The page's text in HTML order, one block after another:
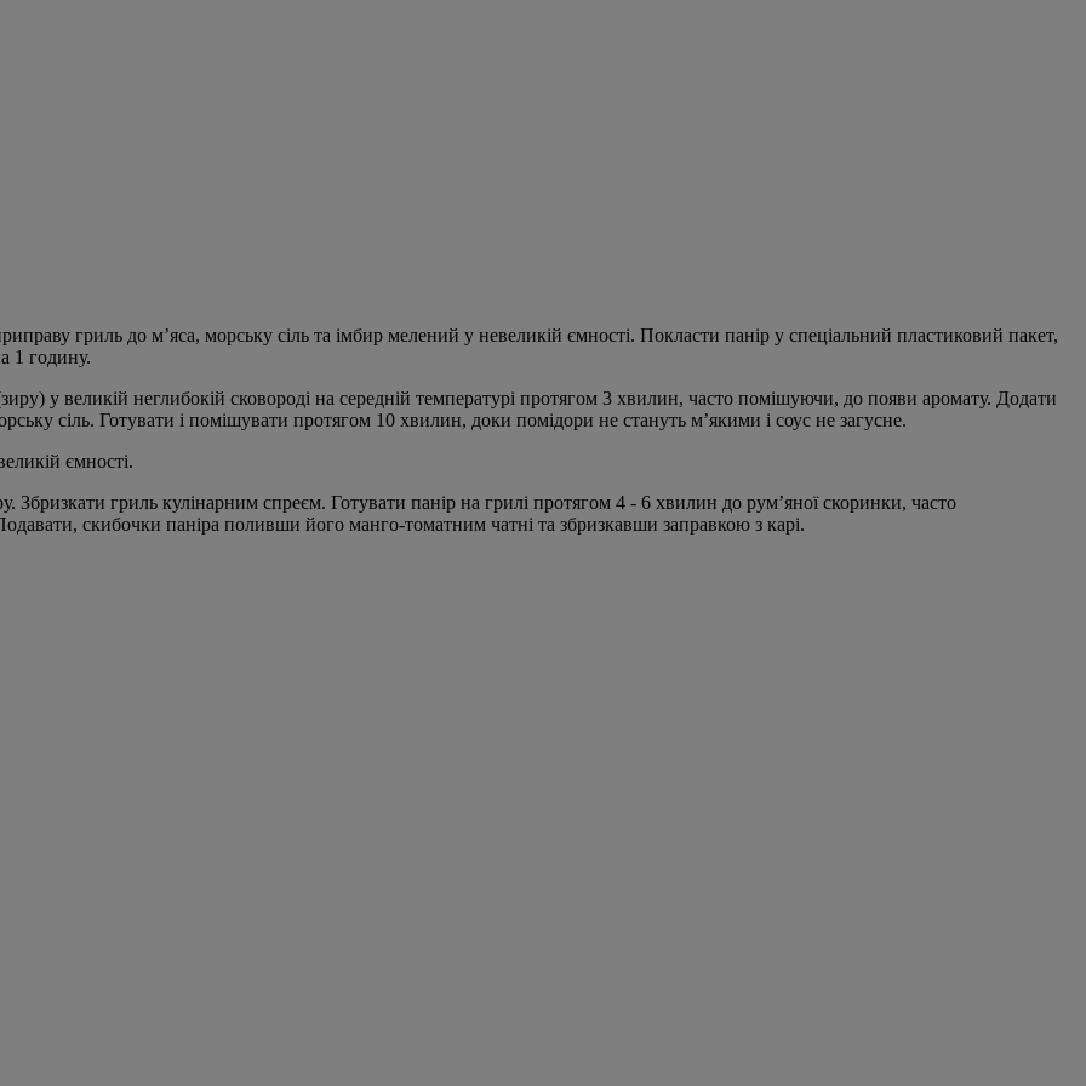
гриль до м’яса, морську сіль та імбир мелений у невеликій ємності. Покласти панір у спеціальний пластиковий пакет,
1 годину.
у великій неглибокій сковороді на середній температурі протягом 3 хвилин, часто помішуючи, до появи аромату. Додати
сіль. Готувати і помішувати протягом 10 хвилин, доки помідори не стануть м’якими і соус не загусне.
ємності.
гриль кулінарним спреєм. Готувати панір на грилі протягом 4 - 6 хвилин до рум’яної скоринки, часто
скибочки паніра поливши його манго-томатним чатні та збризкавши заправкою з карі.